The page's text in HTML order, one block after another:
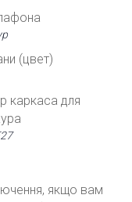
(цвет)
каркаса для
якщо вам